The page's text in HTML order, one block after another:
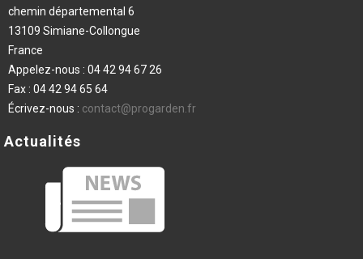
chemin départemental 6
13109 Simiane-Collongue
France
Appelez-nous : 04 42 94 67 26
Fax : 04 42 94 65 64
Écrivez-nous : contact@progarden.fr
Actualités